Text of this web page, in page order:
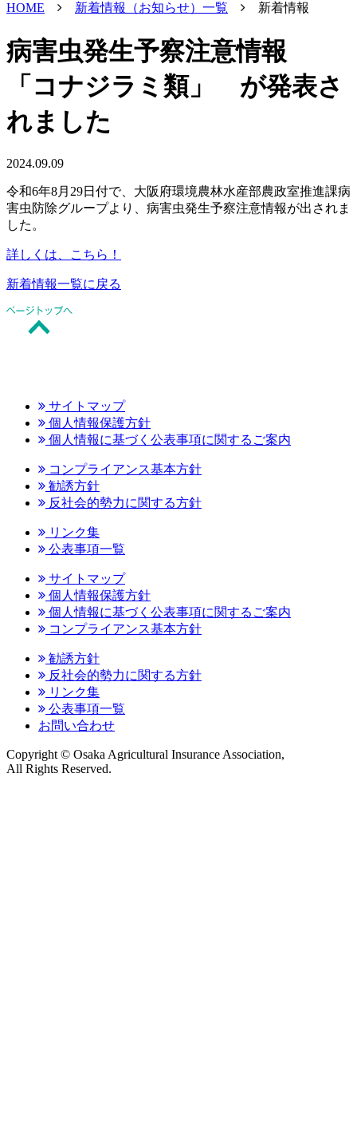
HOME 新着情報（お知らせ）一覧 新着情報
病害虫発生予察注意情報
「コナジラミ類」 が発表さ
れました
2024.09.09
令和6年8月29日付で、大阪府環境農林水産部農政室推進課病
害虫防除グループより、病害虫発生予察注意情報が出されま
した。
詳しくは、こちら！
新着情報一覧に戻る
サイトマップ
個人情報保護方針
個人情報に基づく公表事項に関するご案内
コンプライアンス基本方針
勧誘方針
反社会的勢力に関する方針
リンク集
公表事項一覧
サイトマップ
個人情報保護方針
個人情報に基づく公表事項に関するご案内
コンプライアンス基本方針
勧誘方針
反社会的勢力に関する方針
リンク集
公表事項一覧
お問い合わせ
Copyright © Osaka Agricultural Insurance Association,
All Rights Reserved.